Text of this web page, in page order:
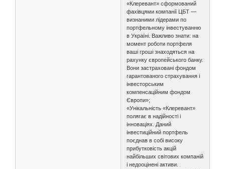
«Клеревант» сформований
фахівцями компанії ЦБТ —
визнаними лідерами по
портфельному інвестуванню
в Україні. Важливо знати: на
момент роботи портфеля
ваші гроші знаходяться на
рахунку європейського банку.
Вони застраховані фондом
гарантованого страхування і
інвесторським
компенсаційним фондом
Європи»;
«Унікальність «Клеревант»
полягає в надійності і
інноваціях. Даний
інвестиційний портфель
поєднав в собі високу
прибутковість акцій
найбільших світових компаній
і недооцінені активи.